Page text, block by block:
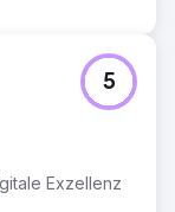
Team
Tools für eine
Exzellenz
5